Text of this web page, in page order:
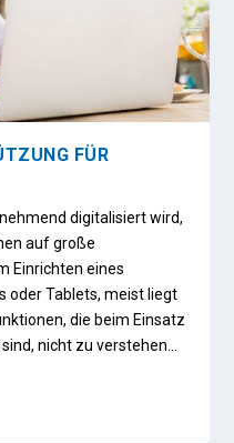
FÜR
digitalisiert wird,
auf große
Einrichten eines
oder Tablets, meist liegt
die beim Einsatz
nicht zu verstehen…